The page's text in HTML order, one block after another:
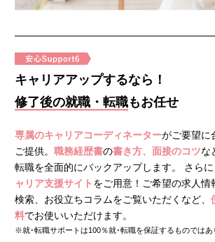
キャリアアップするなら！
修了後の就職・転職もお任せ
専属のキャリアコーディネーターがご要望に
ご提供。 職務経歴書の書き方、面接のコツな
転職を全面的にバックアップします。 さら
ャリア支援サイト をご用意！ご希望の求人情
検索、お役立ちコラムをご覧いただくなど、
料でお使いいただけます。
※就･転職サポートは100％就･転職を保証するものではあ